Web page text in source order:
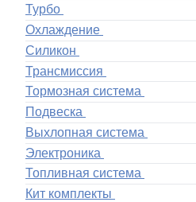
Турбо
Охлаждение
Силикон
Трансмиссия
Тормозная система
Подвеска
Выхлопная система
Электроника
Топливная система
Кит комплекты